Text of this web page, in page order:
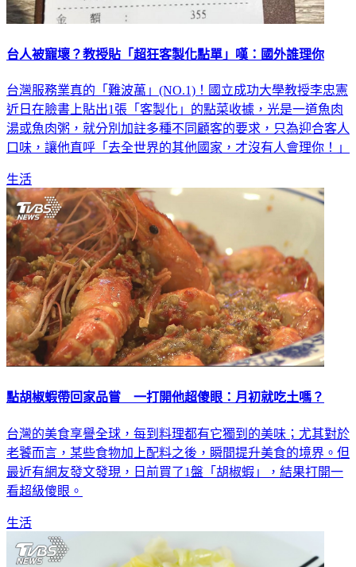
台人被寵壞？教授貼「超狂客製化點單」嘆：國外誰理你
台灣服務業真的「難波萬」(NO.1)！國立成功大學教授李忠憲
近日在臉書上貼出1張「客製化」的點菜收據，光是一道魚肉
湯或魚肉粥，就分別加註多種不同顧客的要求，只為迎合客人
口味，讓他直呼「去全世界的其他國家，才沒有人會理你！」
生活
點胡椒蝦帶回家品嘗 一打開他超傻眼：月初就吃土嗎？
台灣的美食享譽全球，每到料理都有它獨到的美味；尤其對於
老饕而言，某些食物加上配料之後，瞬間提升美食的境界。但
最近有網友發文發現，日前買了1盤「胡椒蝦」，結果打開一
看超級傻眼。
生活